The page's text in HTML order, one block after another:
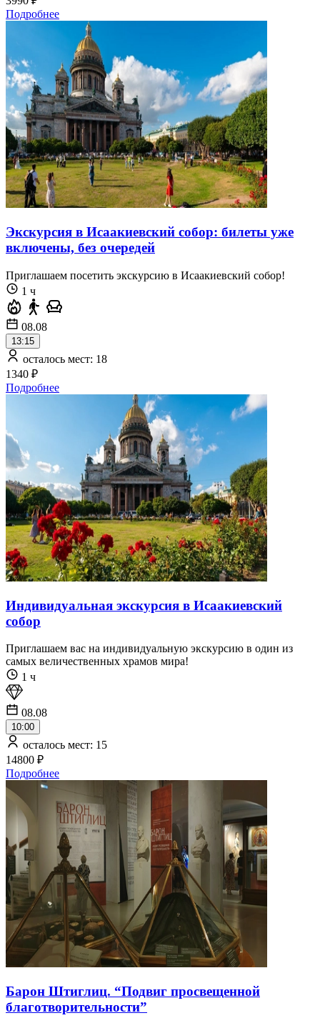
Подробнее
Экскурсия в Исаакиевский собор: билеты уже
включены, без очередей
Приглашаем посетить экскурсию в Исаакиевский собор!
1 ч
08.08
13:15
осталось мест: 18
1340 ₽
Подробнее
Индивидуальная экскурсия в Исаакиевский
собор
Приглашаем вас на индивидуальную экскурсию в один из
самых величественных храмов мира!
1 ч
08.08
10:00
осталось мест: 15
14800 ₽
Подробнее
Барон Штиглиц. “Подвиг просвещенной
благотворительности”